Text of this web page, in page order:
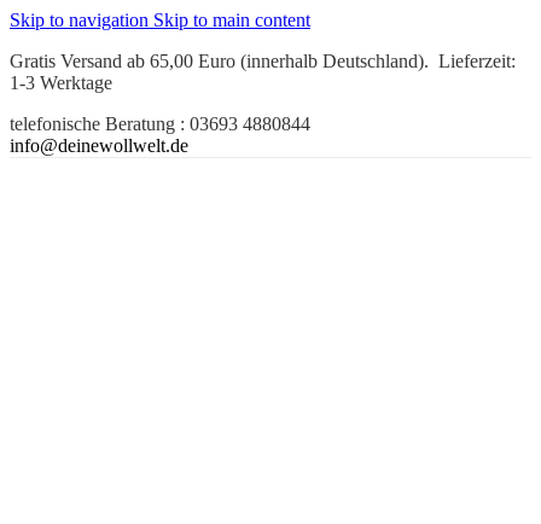
Skip to navigation Skip to main content
Gratis Versand ab 65,00 Euro (innerhalb Deutschland). Lieferzeit:
1-3 Werktage
telefonische Beratung : 03693 4880844
info@deinewollwelt.de